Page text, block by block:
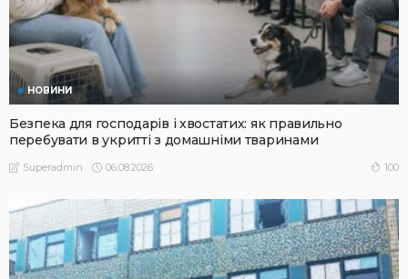
НОВИНИ
Безпека для господарів і хвостатих: як правильно
перебувати в укритті з домашніми тваринами
Superadmin 06.08.2026 100